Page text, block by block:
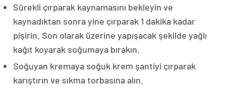
Sürekli çırparak kaynamasını bekleyin ve
kaynadıktan sonra yine çırparak 1 dakika kadar
pişirin. Son olarak üzerine yapışacak şekilde yağlı
kağıt koyarak soğumaya bırakın.
Soğuyan kremaya soğuk krem şantiyi çırparak
karıştırın ve sıkma torbasına alın.